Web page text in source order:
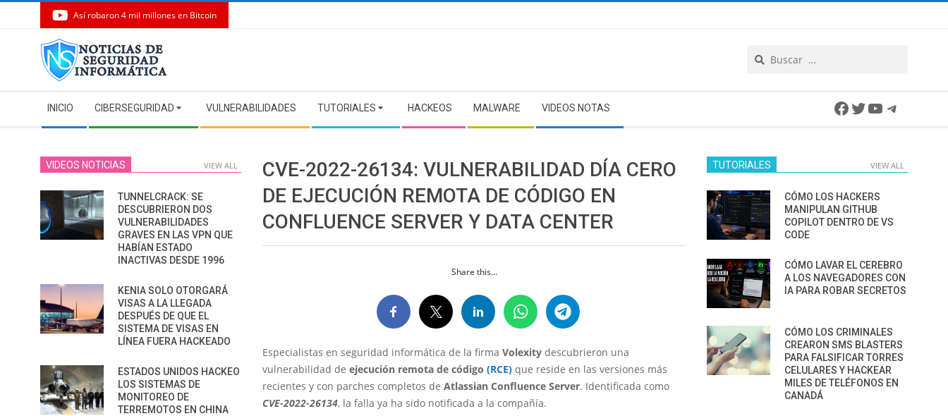
Así robaron 4 mil millones en Bitcoin
Navigation
Menu
INICIO CIBERSEGURIDAD VULNERABILIDADES TUTORIALES HACKEOS MALWARE VIDEOS NOTAS Facebook
Twitter
YouTube
CVE-2022-26134: VULNERABILIDAD DÍA CERO
DE EJECUCIÓN REMOTA DE CÓDIGO EN
CONFLUENCE SERVER Y DATA CENTER
Share this...
Especialistas en seguridad informática de la firma Volexity descubrieron una
vulnerabilidad de ejecución remota de código (RCE) que reside en las versiones más
recientes y con parches completos de Atlassian Confluence Server. Identificada como
CVE-2022-26134, la falla ya ha sido notificada a la compañía.
VIDEOS NOTICIAS VIEW ALL
TUNNELCRACK: SE
DESCUBRIERON DOS
VULNERABILIDADES
GRAVES EN LAS VPN QUE
HABÍAN ESTADO
INACTIVAS DESDE 1996
KENIA SOLO OTORGARÁ
VISAS A LA LLEGADA
DESPUÉS DE QUE EL
SISTEMA DE VISAS EN
LÍNEA FUERA HACKEADO
ESTADOS UNIDOS HACKEO
LOS SISTEMAS DE
MONITOREO DE
TERREMOTOS EN CHINA
TUTORIALES VIEW ALL
CÓMO LOS HACKERS
MANIPULAN GITHUB
COPILOT DENTRO DE VS
CODE
CÓMO LAVAR EL CEREBRO
A LOS NAVEGADORES CON
IA PARA ROBAR SECRETOS
CÓMO LOS CRIMINALES
CREARON SMS BLASTERS
PARA FALSIFICAR TORRES
CELULARES Y HACKEAR
MILES DE TELÉFONOS EN
CANADÁ